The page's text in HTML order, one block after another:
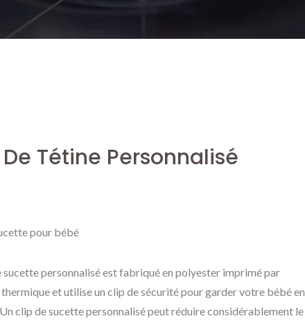
Tétine Personnalisé
pour bébé
sucette personnalisé est fabriqué en polyester imprimé par
et utilise un clip de sécurité pour garder votre bébé en
clip de sucette personnalisé peut réduire considérablement le